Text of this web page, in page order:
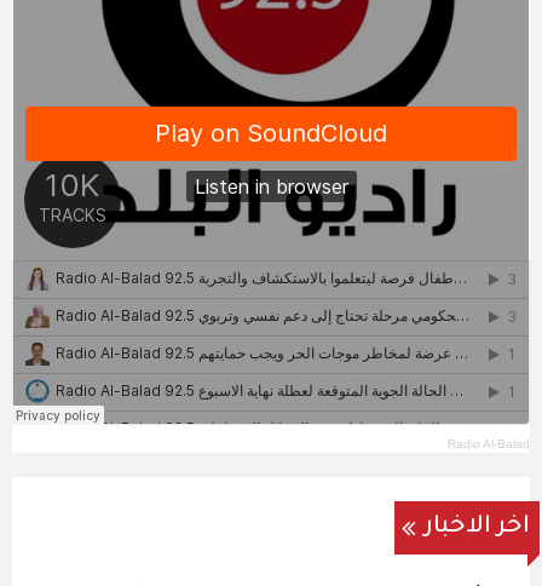
Radio Al-Balad
اخر الاخبار